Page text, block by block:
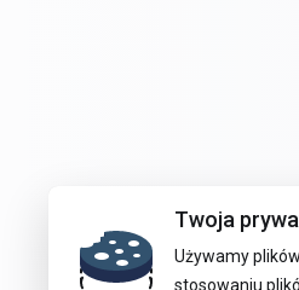
Twoja
Używamy
stosowaniu